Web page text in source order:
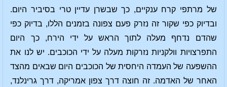
של מרתפי קרח ענקיים, כך שבשרן עדיין טרי בסיביר היום.
ובדיוק כפי שקור זה נזרק פעם צפונה בזמנים הללו, בדיוק כפי
שהדם נדחף מעלה לתוך הראש על ידי הירח, כך היום
התפרצויות וולקניות נזרקות מעלה על ידי הכוכבים. יש לנו את
ההשפעה של העמדה היחסית של הכוכבים היום שבאים מהצד
האחר של האדמה. זה חוצה דרך צפון אמריקה, דרך גרינלנד,